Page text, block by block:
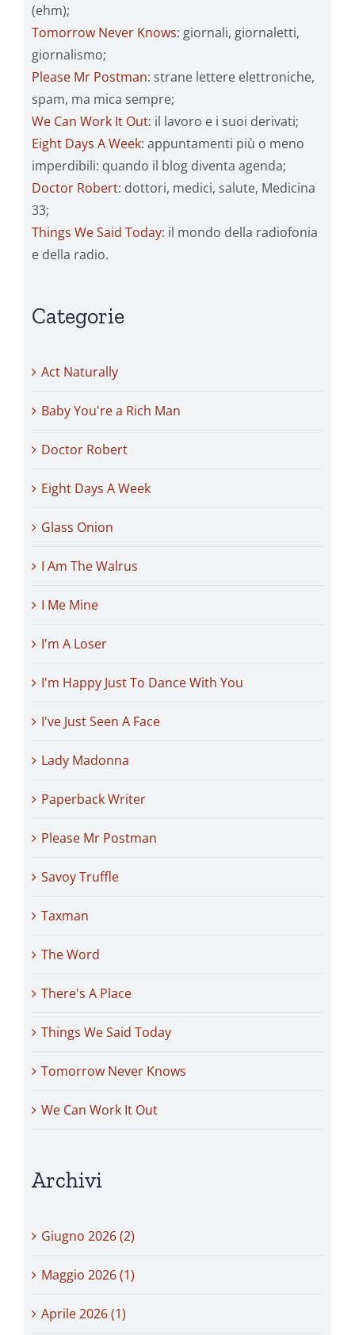
(ehm);
Tomorrow Never Knows: giornali, giornaletti,
giornalismo;
Please Mr Postman: strane lettere elettroniche,
spam, ma mica sempre;
We Can Work It Out: il lavoro e i suoi derivati;
Eight Days A Week: appuntamenti più o meno
imperdibili: quando il blog diventa agenda;
Doctor Robert: dottori, medici, salute, Medicina
33;
Things We Said Today: il mondo della radiofonia
e della radio.
Categorie
Act Naturally
Baby You're a Rich Man
Doctor Robert
Eight Days A Week
Glass Onion
I Am The Walrus
I Me Mine
I'm A Loser
I'm Happy Just To Dance With You
I've Just Seen A Face
Lady Madonna
Paperback Writer
Please Mr Postman
Savoy Truffle
Taxman
The Word
There's A Place
Things We Said Today
Tomorrow Never Knows
We Can Work It Out
Archivi
Giugno 2026 (2)
Maggio 2026 (1)
Aprile 2026 (1)